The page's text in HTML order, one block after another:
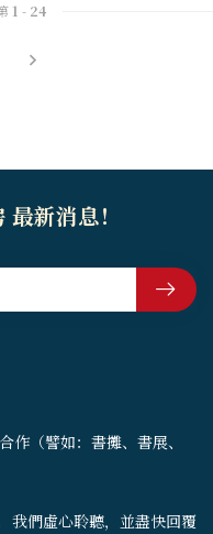
1 - 24
作（譬如：書攤、書展、
我們虛心聆聽，並盡快回覆
新消息！